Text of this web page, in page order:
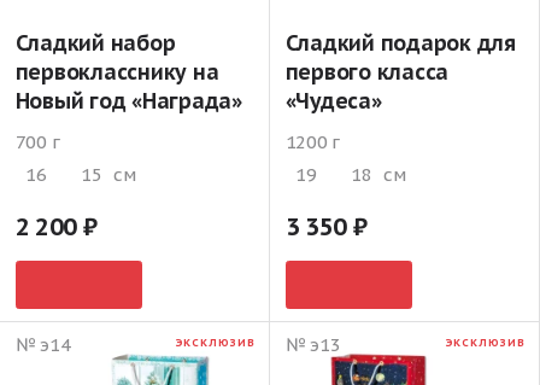
Сладкий набор
первокласснику на
Новый год «Награда»
700 г
16
15 см
2 200
Сладкий подарок для
первого класса
«Чудеса»
1200 г
19
18 см
3 350
№ э14 ЭКСКЛЮЗИВ № э13 ЭКСКЛЮЗИВ